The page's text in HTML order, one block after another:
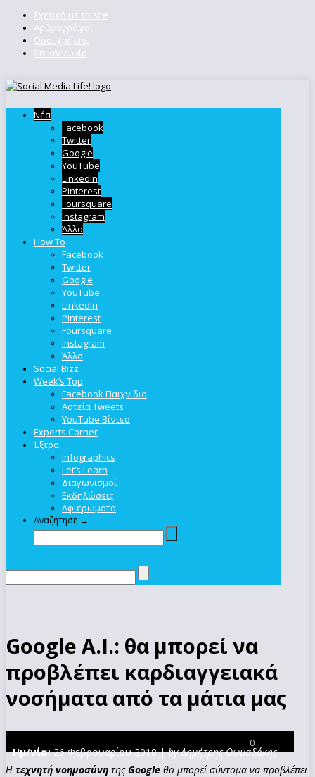
Σχετικά με το site
Αρθρογράφοι
Όροι χρήσης
Επικοινωνία
Νέα
Facebook
Twitter
Google
YouTube
LinkedIn
Pinterest
Foursquare
Instagram
Άλλα
How To
Facebook
Twitter
Google
YouTube
LinkedIn
Pinterest
Foursquare
Instagram
Άλλα
Social Bizz
Week’s Top
Facebook Παιχνίδια
Αστεία Tweets
YouTube Βίντεο
Experts Corner
Έξτρα
Infographics
Let’s Learn
Διαγωνισμοί
Εκδηλώσεις
Αφιερώματα
Αναζήτηση →
Google A.I.: θα μπορεί να
προβλέπει καρδιαγγειακά
νοσήματα από τα μάτια μας
Ημ/νία:26 Φεβρουαρίου 2018 |by Δημήτρης Θωμαδάκης
0
Η τεχνητή νοημοσύνη τηςGoogle θα μπορεί σύντομα να προβλέπει